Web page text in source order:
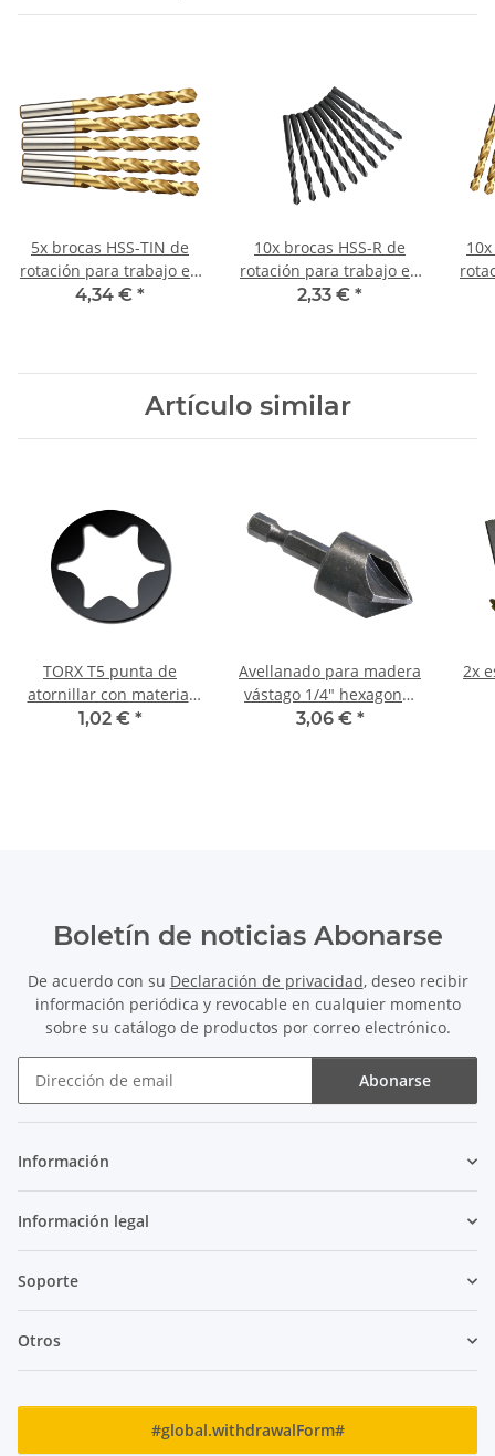
5x brocas HSS-TIN de
rotación para trabajo en
metal DIN338N Ø 10,2
4,34 € *
10x brocas HSS-R de
rotación para trabajo en
metal DIN338N Ø 5 mm
2,33 € *
Artículo similar
TORX T5 punta de
atornillar con material
25 mm
1,02 € *
Avellanado para madera
vástago 1/4" hexagonal
19 mm
3,06 € *
2x
Boletín de noticias Abonarse
De acuerdo con su Declaración de privacidad, deseo recibir
información periódica y revocable en cualquier momento
sobre su catálogo de productos por correo electrónico.
Abonarse
Información
Información legal
Soporte
Otros
#global.withdrawalForm#